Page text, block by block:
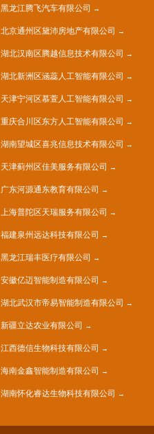
黑龙江腾飞汽车有限公司
北京通州区黛沛房地产有限公司
湖北汉南区腾越信息技术有限公司
湖北新洲区涵蕊人工智能有限公司
天津宁河区慕萱人工智能有限公司
重庆合川区东方人工智能有限公司
湖南望城区喜兆信息技术有限公司
天津蓟州区佳美服务有限公司
广东河源通东教育有限公司
上海普陀区天瑞服务有限公司
福建泉州远达科技有限公司
黑龙江瑞丰医疗有限公司
安徽亿迈智能制造有限公司
湖北武汉市帝易智能制造有限公司
新疆立达农业有限公司
江西德信生物科技有限公司
海南金鑫智能制造有限公司
湖南怀化睿达生物科技有限公司